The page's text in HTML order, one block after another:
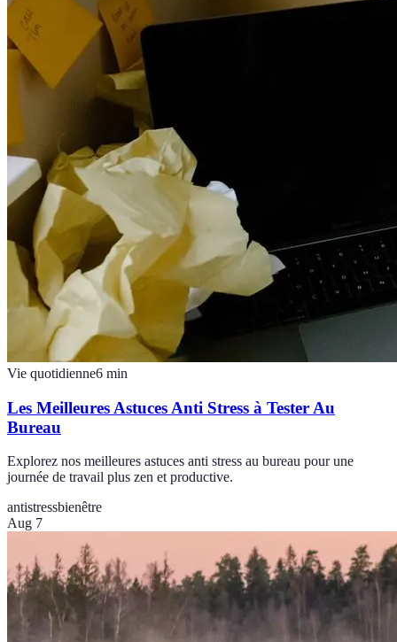
Vie quotidienne6 min
Les Meilleures Astuces Anti Stress à Tester Au
Bureau
Explorez nos meilleures astuces anti stress au bureau pour une
journée de travail plus zen et productive.
antistressbienêtre
Aug 7